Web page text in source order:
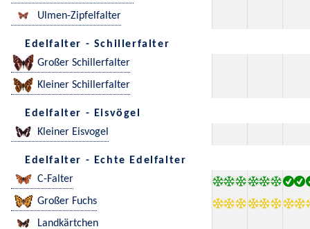
Ulmen-Zipfelfalter
Edelfalter - Schillerfalter
Großer Schillerfalter
Kleiner Schillerfalter
Edelfalter - Eisvögel
Kleiner Eisvogel
Edelfalter - Echte Edelfalter
C-Falter
Großer Fuchs
Landkärtchen